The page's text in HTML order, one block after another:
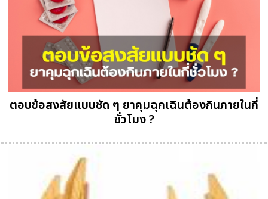
ตอบข้อสงสัยแบบชัด ๆ ยาคุมฉุกเฉินต้องกินภายในกี่
ชั่วโมง ?